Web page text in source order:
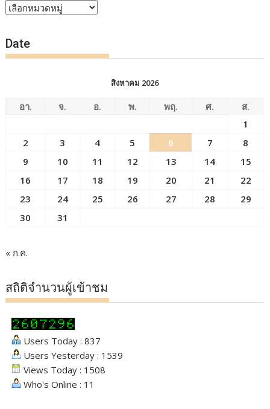
หัวข้อ
Date
สิงหาคม 2026
อา. จ. อ. พ. พฤ. ศ.
ส.
1
2
3 4 5 6 7
8
9
10 11 12 13 14
15
16
17 18 19 20 21
22
23
24 25 26 27 28
29
30
31
« ก.ค.
สถิติจำนวนผู้เข้าชม
Users Today : 837
Users Yesterday : 1539
Views Today : 1508
Who's Online : 11